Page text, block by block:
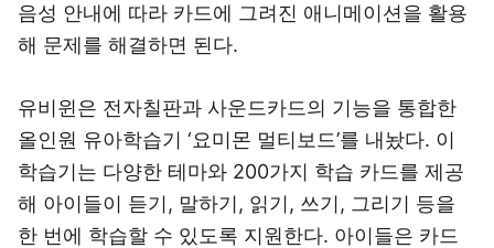
음성 안내에 따라 카드에 그려진 애니메이션을 활용
해 문제를 해결하면 된다.
유비윈은 전자칠판과 사운드카드의 기능을 통합한
올인원 유아학습기 ‘요미몬 멀티보드’를 내놨다. 이
학습기는 다양한 테마와 200가지 학습 카드를 제공
해 아이들이 듣기, 말하기, 읽기, 쓰기, 그리기 등을
한 번에 학습할 수 있도록 지원한다. 아이들은 카드